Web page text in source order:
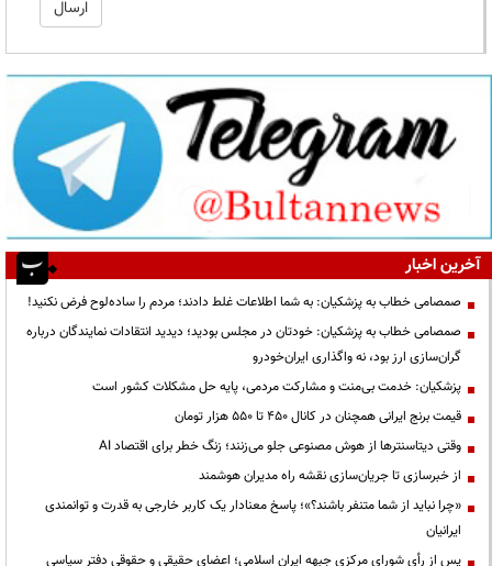
آخرین اخبار
صمصامی خطاب به پزشکیان: به شما اطلاعات غلط دادند؛ مردم را ساده‌لوح فرض نکنید!
صمصامی خطاب به پزشکیان: خودتان در مجلس بودید؛ دیدید انتقادات نمایندگان درباره
گران‌سازی ارز بود، نه واگذاری ایران‌خودرو
پزشکیان: خدمت بی‌منت و مشارکت مردمی، پایه حل مشکلات کشور است
قیمت‌ برنج ایرانی همچنان در کانال ۴۵۰ تا ۵۵۰ هزار تومان
وقتی دیتاسنترها از هوش مصنوعی جلو می‌زنند؛ زنگ خطر برای اقتصاد AI
از خبرسازی تا جریان‌سازی نقشه راه مدیران هوشمند
«چرا نباید از شما متنفر باشند؟»؛ پاسخ معنادار یک کاربر خارجی به قدرت و توانمندی
ایرانیان
پس از رأی شورای مرکزی جبهه ایران اسلامی؛ اعضای حقیقی و حقوقی دفتر سیاسی